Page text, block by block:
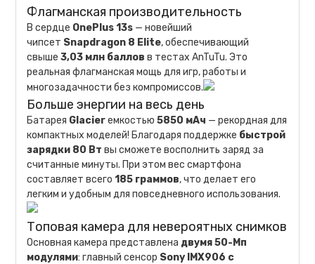
Флагманская производительность
В сердце OnePlus 13s — новейший
чипсет Snapdragon 8 Elite, обеспечивающий
свыше3,03 млн баллов в тестах AnTuTu. Это
реальная флагманская мощь для игр, работы и
многозадачности без компромиссов.
Больше энергии на весь день
Батарея Glacierемкостью5850 мАч — рекордная для
компактных моделей! Благодаря поддержке быстрой
зарядки 80 Вт вы сможете восполнить заряд за
считанные минуты. При этом вес смартфона
составляет всего185 граммов, что делает его
легким и удобным для повседневного использования.
Топовая камера для невероятных снимков
Основная камера представлена двумя 50-Мп
модулями: главный сенсор Sony IMX906 с